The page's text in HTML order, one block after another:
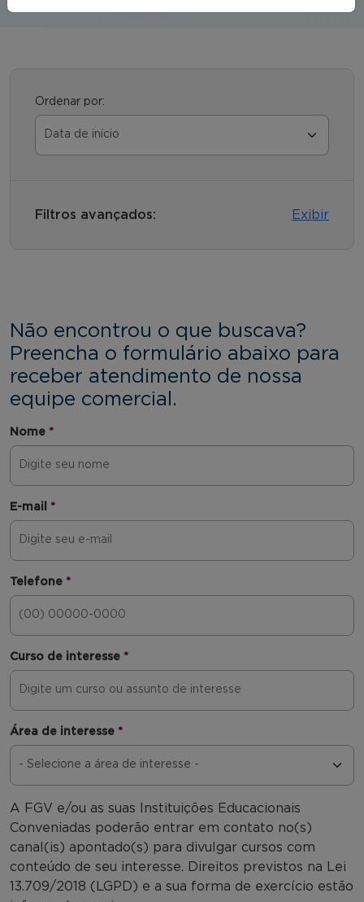
Ordenar por:
Filtros avançados: Exibir
Não encontrou o que buscava?
Preencha o formulário abaixo para
receber atendimento de nossa
equipe comercial.
Nome *
E-mail *
Telefone *
Curso de interesse *
Área de interesse *
A FGV e/ou as suas Instituições Educacionais
Conveniadas poderão entrar em contato no(s)
canal(is) apontado(s) para divulgar cursos com
conteúdo de seu interesse. Direitos previstos na Lei
13.709/2018 (LGPD) e a sua forma de exercício estão